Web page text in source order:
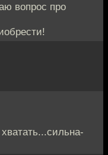
вопрос про